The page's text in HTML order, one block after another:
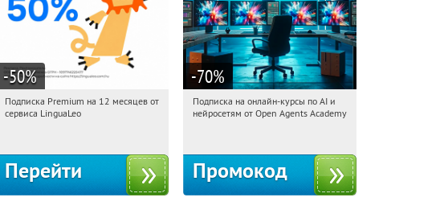
-50%
15:02:38
Получи первым!
Подписка Premium на 12 месяцев от
сервиса LinguaLeo
Перейти
-70%
15:02:38 Получили:
Подписка на онлайн-курсы по AI и
нейросетям от Open Agents Academy
Промокод